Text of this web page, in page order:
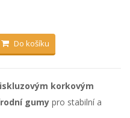
Do košíku
korkovým
gumy pro stabilní a